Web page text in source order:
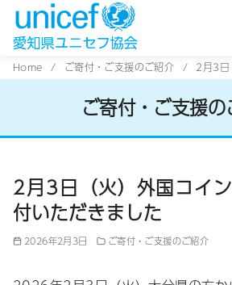
ン
Home ご寄付・ご支援のご紹介 2月3日（火）
ご寄付・ご支援
2月3日（火）外国コイ
付いただきました
2026年2月3日 ご寄付・ご支援のご紹介